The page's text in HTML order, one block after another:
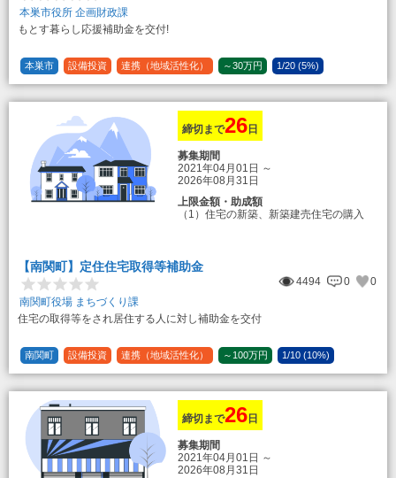
本巣市役所 企画財政課
もとす暮らし応援補助金を交付!
本巣市 設備投資 連携（地域活性化） ～30万円 1/20 (5%)
締切まで26 日
募集期間
2021年04月01日 ～
2026年08月31日
上限金額・助成額
（1）住宅の新築、新築建売住宅の購入
（2）中古住宅の購入 25万円
登録事業者利用の場合25万円加算（25
（3）住宅リフォーム 経費の20％の額
登録事業者利用の場合、経費の10%の
額を加算（限度額25万円） （最大で50万
円＋25万円加算＝75万円）
【南関町】定住住宅取得等補助金
4494 0
0
南関町役場 まちづくり課
住宅の取得等をされ居住する人に対し補助金を交付
南関町 設備投資 連携（地域活性化） ～100万円
1/10 (10%)
1/5 (20%)
定額
締切まで26 日
募集期間
2021年04月01日 ～
2026年08月31日